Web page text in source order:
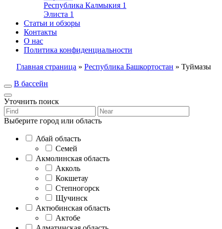
Республика Калмыкия 1
Элиста 1
Статьи и обзоры
Контакты
О нас
Политика конфиденциальности
Главная страница » Республика Башкортостан » Туймазы
В бассейн
Уточнить поиск
Выберите город или область
Абай область
Семей
Акмолинская область
Акколь
Кокшетау
Степногорск
Щучинск
Актюбинская область
Актобе